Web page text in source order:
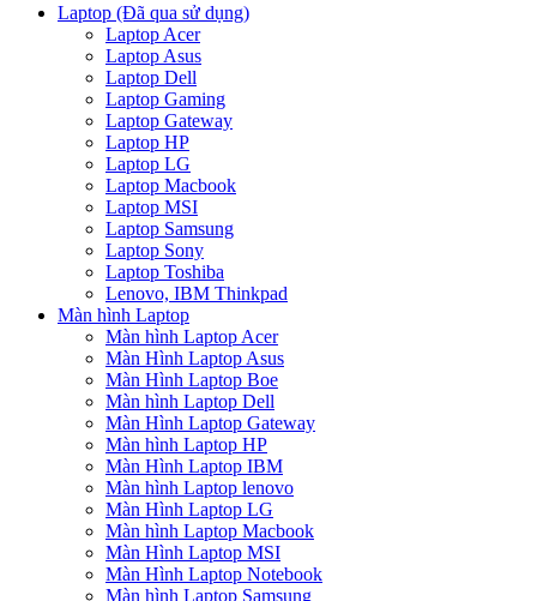
Laptop (Đã qua sử dụng)
Laptop Acer
Laptop Asus
Laptop Dell
Laptop Gaming
Laptop Gateway
Laptop HP
Laptop LG
Laptop Macbook
Laptop MSI
Laptop Samsung
Laptop Sony
Laptop Toshiba
Lenovo, IBM Thinkpad
Màn hình Laptop
Màn hình Laptop Acer
Màn Hình Laptop Asus
Màn Hình Laptop Boe
Màn hình Laptop Dell
Màn Hình Laptop Gateway
Màn hình Laptop HP
Màn Hình Laptop IBM
Màn hình Laptop lenovo
Màn Hình Laptop LG
Màn hình Laptop Macbook
Màn Hình Laptop MSI
Màn Hình Laptop Notebook
Màn hình Laptop Samsung